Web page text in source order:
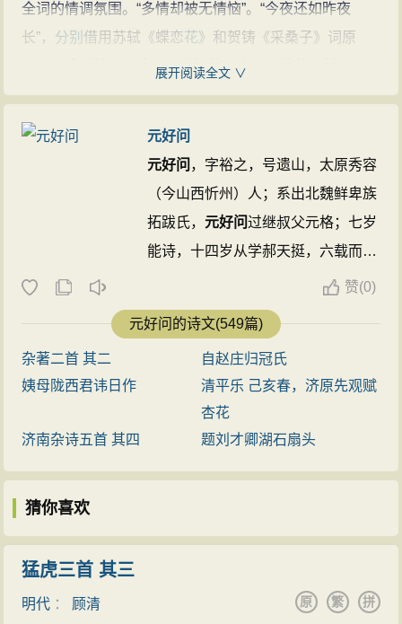
全词的情调氛围。“多情却被无情恼”。“今夜还如昨夜
长”， 分别 借用苏轼《蝶恋花》和贺铸《采桑子》词原
句，巧成对仗。在这里，多情的是人，无情的是前边两
句所描写的环境中的自然之物。这种萧索的时令和孤独
的环境，最容易唤起人的
金屋藏娇
典故
潜在的暗示，使人想到富家男女终日厮
守，这和词中主人公的孤独况味形成强烈的对比。结尾
两句寓情 于景，谓将像 那样熬过寒冬，迎来
放的春天。然而海棠 梅花也就凋零了。在自我宽
与悲感交织，一线亮色中仍不免
青。
这是元好问以“鹧鸪天”词调所写“宫体八首”的第一
首。元好问于词，似有集大成之意。这八首宫体词，并
称赏。在构思上，打破了柳永等人写
今、昔、今的三段式，目光专注于眼前情景，把
回忆
的
展开阅读全文 ∨
元好问
元好问 ，字裕之，号遗山，太原秀容
（今山西忻州）人；系出北魏鲜卑族
拓跋氏， 元好问过继叔父元格；七岁
能诗，十四岁从学郝天挺，六载而业
成；兴定五年（1221）进士，不就
选；正大元年（1224 ），中博学宏
词科，授儒林郎，充国史院编修，历
镇平、南阳、内乡县令。八年
（1231）秋，受诏入都，除尚书省
掾、左司都事，转员外郎；金亡不
文，在金元之际颇负重望；诗词风格
诗》绝句三十首在中国文学批评史上
山先生文集》，编有《中州集》。 ...
赞(0)
元好问的诗文(549篇)
杂著二首 其二
自赵庄归冠氏
姨母陇西君讳日作
清平乐 己亥春，济原先观赋
杏花
济南杂诗五首 其四
题刘才卿湖石扇头
猜你喜欢
猛虎三首 其三
明代 ： 顾清 拼
繁
原